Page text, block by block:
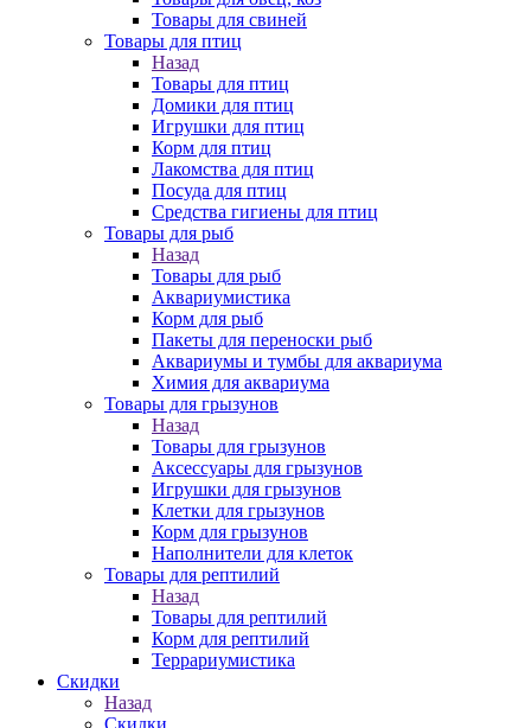
Товары для свиней
Товары для птиц
Назад
Товары для птиц
Домики для птиц
Игрушки для птиц
Корм для птиц
Лакомства для птиц
Посуда для птиц
Средства гигиены для птиц
Товары для рыб
Назад
Товары для рыб
Аквариумистика
Корм для рыб
Пакеты для переноски рыб
Аквариумы и тумбы для аквариума
Химия для аквариума
Товары для грызунов
Назад
Товары для грызунов
Аксессуары для грызунов
Игрушки для грызунов
Клетки для грызунов
Корм для грызунов
Наполнители для клеток
Товары для рептилий
Назад
Товары для рептилий
Корм для рептилий
Террариумистика
Скидки
Назад
Скидки